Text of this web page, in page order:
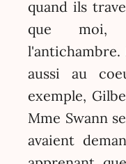
quand ils
que moi,
aussi au
exemple,
Mme Swann
avaient